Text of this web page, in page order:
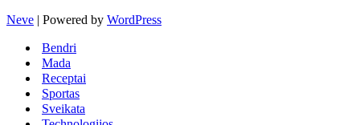
Neve | Powered by WordPress
Bendri
Mada
Receptai
Sportas
Sveikata